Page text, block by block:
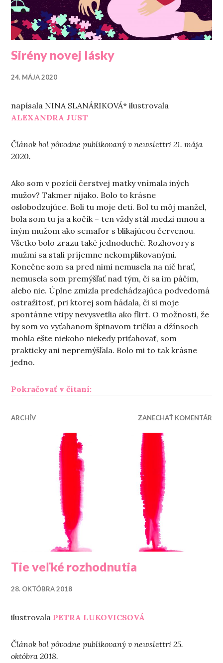
Sirény novej lásky
24. MÁJA 2020
napísala NINA SLANÁRIKOVÁ* ilustrovala
ALEXANDRA JUST
Článok bol pôvodne publikovaný v newslettri 21. mája
2020.
Ako som v pozícii čerstvej matky vnímala iných
mužov? Takmer nijako. Bolo to krásne
oslobodzujúce. Boli tu moje deti. Bol tu môj manžel,
bola som tu ja a kočík – ten vždy stál medzi mnou a
iným mužom ako semafor s blikajúcou červenou.
Všetko bolo zrazu také jednoduché. Rozhovory s
mužmi sa stali príjemne nekomplikovanými.
Konečne som sa pred nimi nemusela na nič hrať,
nemusela som premýšľať nad tým, či sa im páčim,
alebo nie. Úplne zmizla predchádzajúca podvedomá
ostražitosť, pri ktorej som hádala, či si moje
spontánne vtipy nevysvetlia ako flirt. O možnosti, že
by som vo vyťahanom špinavom tričku a džínsoch
mohla ešte niekoho niekedy priťahovať, som
prakticky ani nepremýšľala. Bolo mi to tak krásne
jedno.
Pokračovať v čítaní:„Sirény novej lásky“
ARCHÍV ZANECHAŤ KOMENTÁR
Tie veľké rozhodnutia
28. OKTÓBRA 2018
ilustrovala PETRA LUKOVICSOVÁ
Článok bol pôvodne publikovaný v newslettri 25.
októbra 2018.